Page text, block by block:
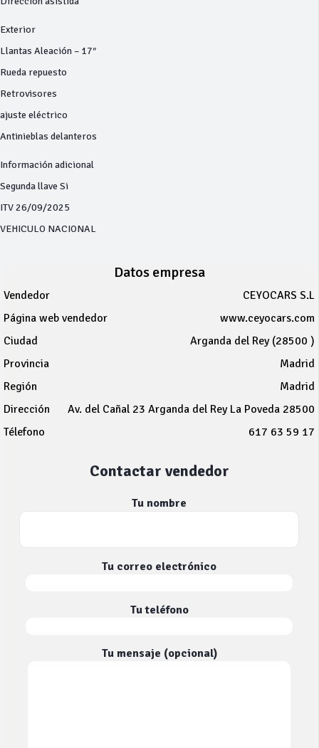
Exterior
Llantas Aleación – 17″
Rueda repuesto
Retrovisores
ajuste eléctrico
Antinieblas delanteros
Información adicional
Segunda llave Si
ITV 26/09/2025
VEHICULO NACIONAL
Datos empresa
Vendedor
CEYOCARS S.L
Página web vendedor
www.ceyocars.com
Ciudad
Arganda del Rey (28500 )
Provincia
Madrid
Región
Madrid
Dirección
Av. del Cañal 23 Arganda del Rey La Poveda 28500
Télefono
617 63 59 17
Contactar vendedor
Tu nombre
Tu correo electrónico
Tu teléfono
Tu mensaje (opcional)